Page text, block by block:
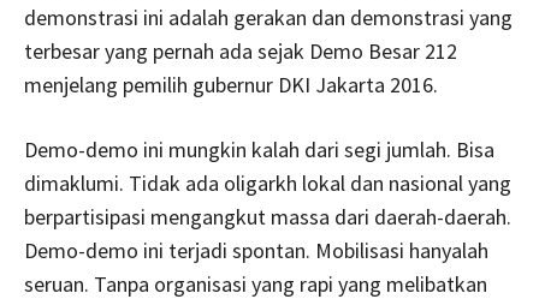
demonstrasi ini adalah gerakan dan demonstrasi yang
terbesar yang pernah ada sejak Demo Besar 212
menjelang pemilih gubernur DKI Jakarta 2016.
Demo-demo ini mungkin kalah dari segi jumlah. Bisa
dimaklumi. Tidak ada oligarkh lokal dan nasional yang
berpartisipasi mengangkut massa dari daerah-daerah.
Demo-demo ini terjadi spontan. Mobilisasi hanyalah
seruan. Tanpa organisasi yang rapi yang melibatkan